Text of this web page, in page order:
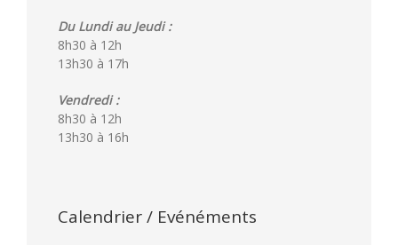
Du Lundi au Jeudi :
8h30 à 12h
13h30 à 17h
Vendredi :
8h30 à 12h
13h30 à 16h
Calendrier / Evénéments